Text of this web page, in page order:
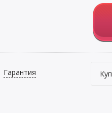
Гарантия